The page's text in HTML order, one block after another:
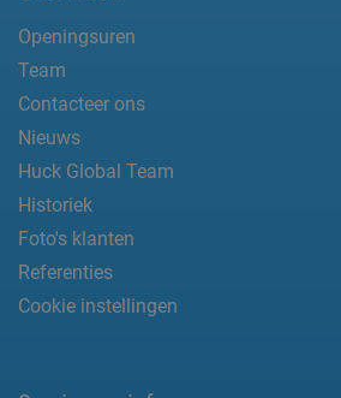
Openingsuren
Team
Contacteer ons
Nieuws
Huck Global Team
Historiek
Foto's klanten
Referenties
Cookie instellingen